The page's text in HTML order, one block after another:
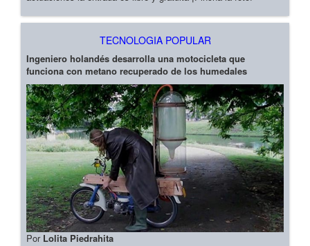
TECNOLOGIA POPULAR
Ingeniero holandés desarrolla una motocicleta que
funciona con metano recuperado de los humedales
Por Lolita Piedrahita